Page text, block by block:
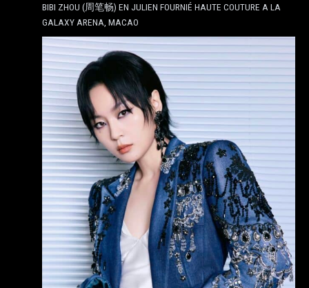
BIBI ZHOU (周笔畅) EN JULIEN FOURNIÉ HAUTE COUTURE A LA
GALAXY ARENA, MACAO